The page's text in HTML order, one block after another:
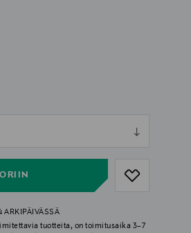
ARKIPÄIVÄSSÄ
tuotteita, on toimitusaika 3–7